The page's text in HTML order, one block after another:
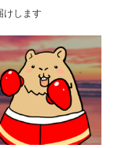
けします